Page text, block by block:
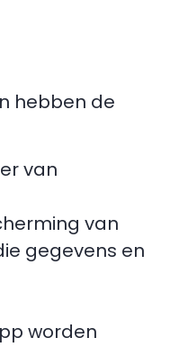
hebben de
van
van
gegevens en
worden